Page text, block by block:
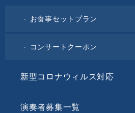
お食事セットプラン
コンサートクーポン
新型コロナウィルス対応
演奏者募集一覧